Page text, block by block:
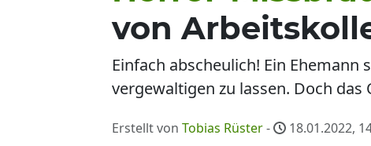
von
Einfach abscheulich! Ein
vergewaltigen zu lassen. Doch
Erstellt von Tobias Rüster- 18.01.2022,